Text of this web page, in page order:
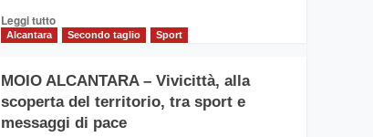
Leggi tuttoLeggi
Torna
la
Supermaratona
Alcantara Secondo taglio Sport
MOIO ALCANTARA – Vivicittà, alla
scoperta del territorio, tra sport e
messaggi di pace